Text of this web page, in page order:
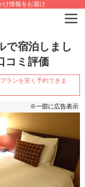
け情報をお届け
で宿泊しまし
コミ評価
ランを安く予約できま
※一部に広告表示